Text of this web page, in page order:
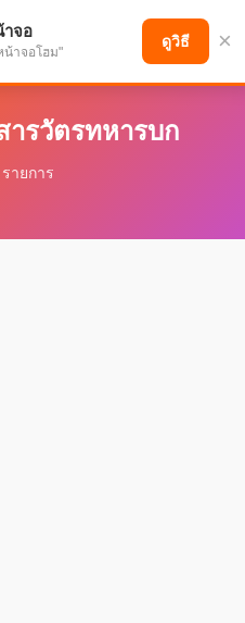
ก้าวหน้า
ารวัตรทหารบก
ายการ
าจอ
น้าจอโฮม"
ดูวิธี ×